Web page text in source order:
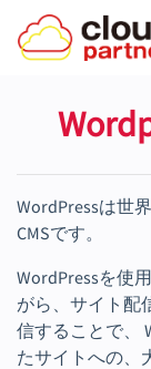
WordPressは世
CMSです。
WordPressを使
がら、サイト配
信することで、
たサイトへの、